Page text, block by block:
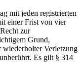
mit jeden registrierten
einer Frist von vier
zur
Grund,
wiederholter Verletzung
Es gilt § 314